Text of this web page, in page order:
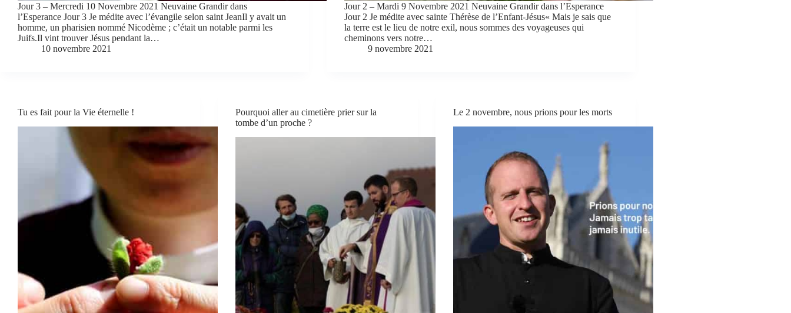
Jour 3 – Mercredi 10 Novembre 2021 Neuvaine Grandir dans
l’Esperance Jour 3 Je médite avec l’évangile selon saint JeanIl y avait un
homme, un pharisien nommé Nicodème ; c’était un notable parmi les
Juifs.Il vint trouver Jésus pendant la…
10 novembre 2021
Jour 2 – Mardi 9 Novembre 2021 Neuvaine Grandir dans l’Esperance
Jour 2 Je médite avec sainte Thérèse de l’Enfant-Jésus« Mais je sais que
la terre est le lieu de notre exil, nous sommes des voyageuses qui
cheminons vers notre…
9 novembre 2021
Tu es fait pour la Vie éternelle !
Pourquoi aller au cimetière prier sur la
tombe d’un proche ?
Le 2 novembre, nous prions pour les morts